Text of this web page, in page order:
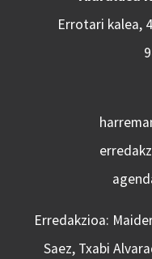
Errotari kalea,
Erredakzioa:
Saez, Txabi